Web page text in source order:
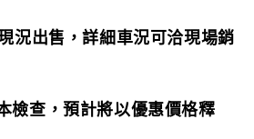
況出售，詳細車況可洽現場銷
檢查，預計將以優惠價格釋